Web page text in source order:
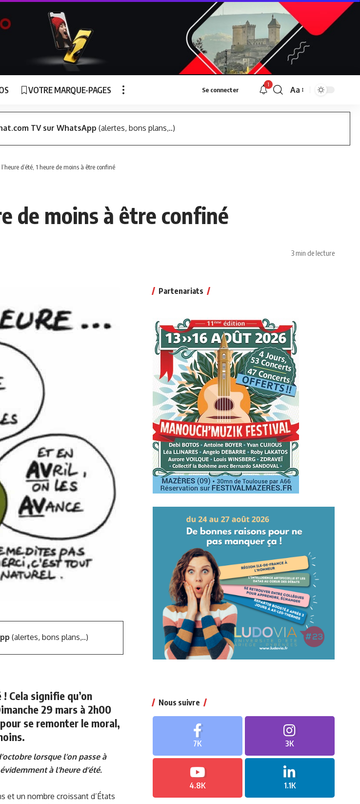
VOTRE MARQUE-PAGES Se connecter
1
Font
Aa
TV sur WhatsApp (alertes, bons plans,..)
d’été, 1 heure de moins à être confiné
de moins à être confiné
3 min de lecture
(alertes, bons plans,..)
! Cela signifie qu’on
29 mars à 2h00
se remonter le moral,
lorsque l’on passe à
à l’heure d’été.
et un nombre croissant d’États
Partenariats
Nous suivre
7K 3K
4.8K 1.1K